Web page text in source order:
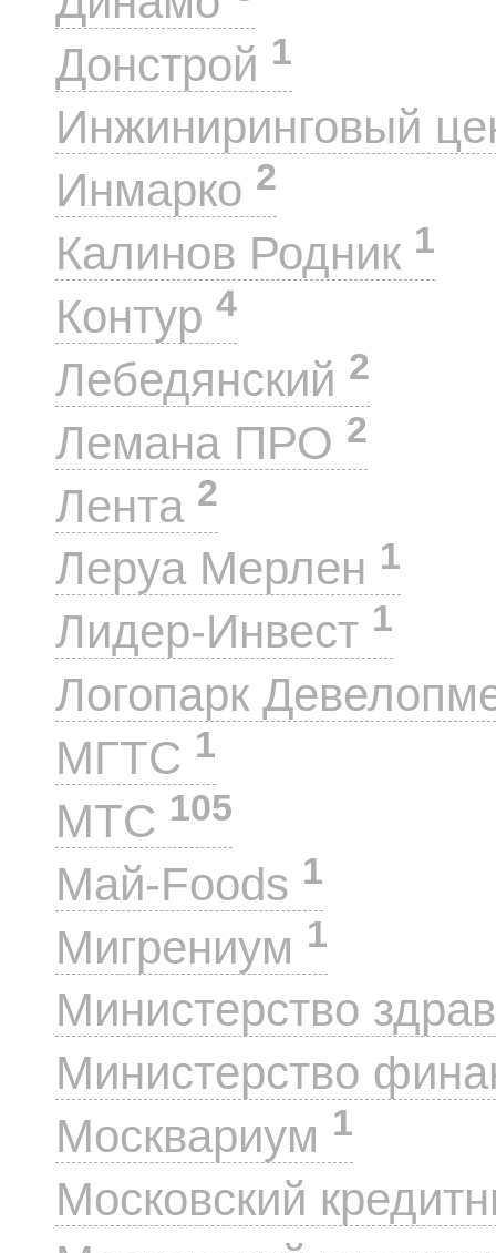
Донстрой 1
Инжиниринговый
Инмарко 2
Калинов Родник 1
Контур 4
Лебедянский 2
Лемана ПРО 2
Лента 2
Леруа Мерлен 1
Лидер-Инвест 1
Логопарк
МГТС 1
МТС 105
Май-Foods 1
Мигрениум 1
Министерство
Министерство
Москвариум 1
Московский